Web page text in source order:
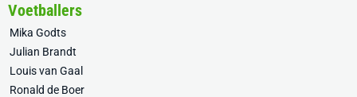
Voetballers
Mika Godts
Julian Brandt
Louis van Gaal
Ronald de Boer